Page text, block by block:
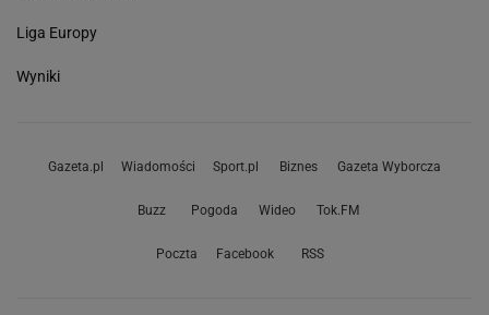
Liga Europy
Wyniki
Gazeta.pl Wiadomości Sport.pl Biznes Gazeta Wyborcza
Buzz Pogoda Wideo Tok.FM
Poczta Facebook RSS